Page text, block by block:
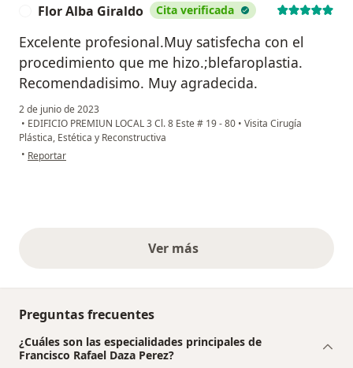
Flor Alba Giraldo Cita verificada
Excelente profesional.Muy satisfecha con el
procedimiento que me hizo.;blefaroplastia.
Recomendadisimo. Muy agradecida.
2 de junio de 2023
• EDIFICIO PREMIUN LOCAL 3 Cl. 8 Este # 19 - 80 • Visita Cirugía
Plástica, Estética y Reconstructiva
• en opinión del usuario Flor Alba Giraldo
Reportar
Ver másopiniones anteriores
Preguntas frecuentes
¿Cuáles son las especialidades principales de
Francisco Rafael Daza Perez?